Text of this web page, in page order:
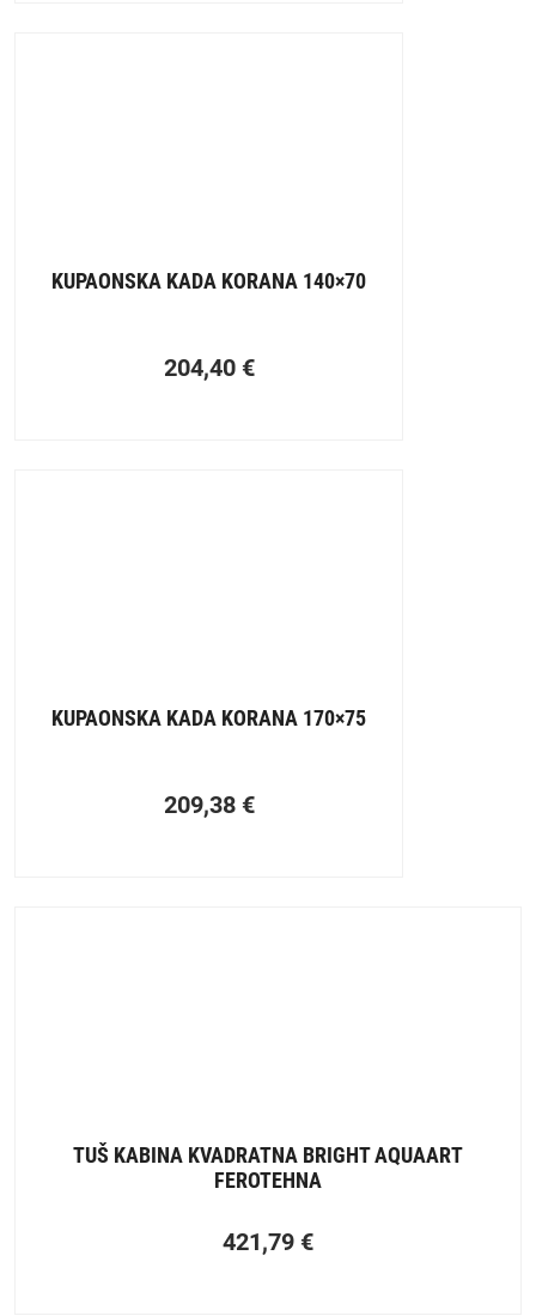
KUPAONSKA KADA KORANA 140×70
204,40 €
KUPAONSKA KADA KORANA 170×75
209,38 €
TUŠ KABINA KVADRATNA BRIGHT AQUAART
FEROTEHNA
421,79 €